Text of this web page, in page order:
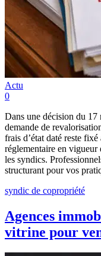
Actu
0
Dans une décision du 17
demande de
frais d’état daté reste
réglementaire en vigueur
les syndics.
structurant pour vos
syndic de copropriété
Agences
vitrine pour